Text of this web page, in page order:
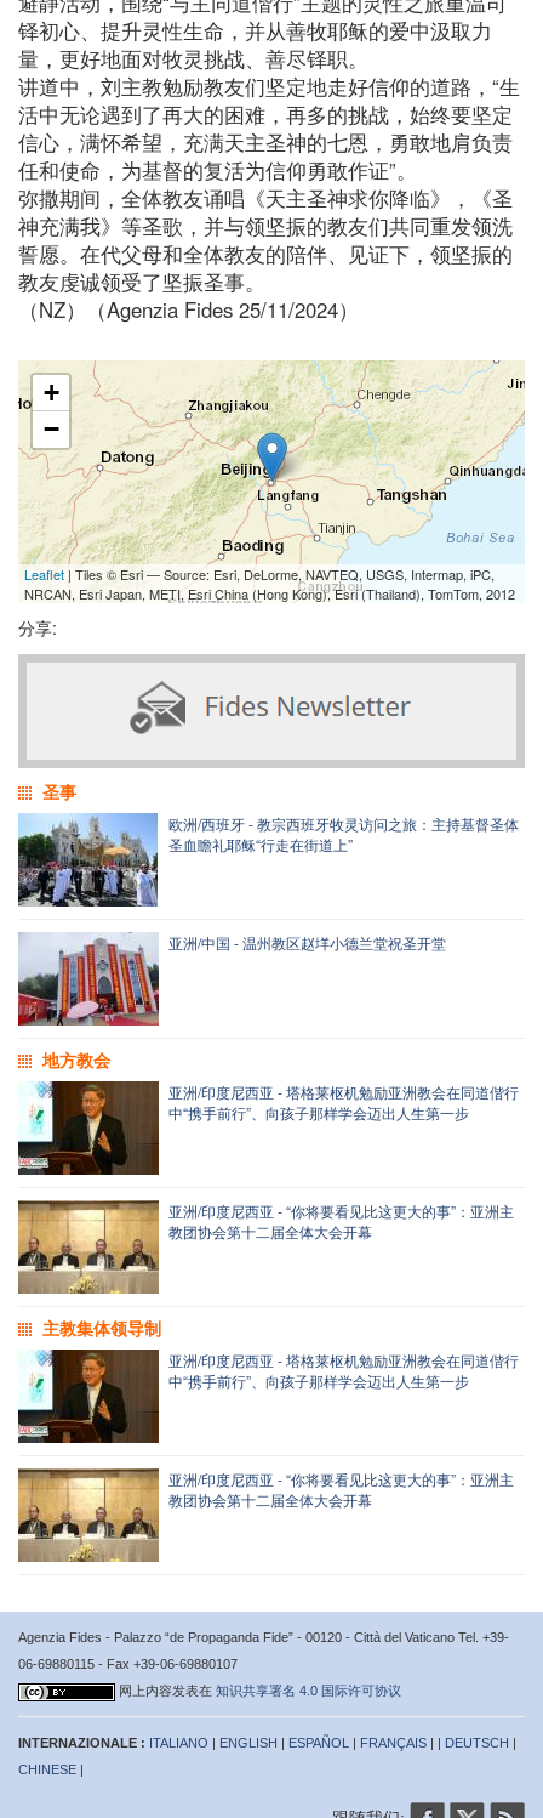
铎初心、提升灵性生命，并从善牧耶稣的爱中汲取力
量，更好地面对牧灵挑战、善尽铎职。
讲道中，刘主教勉励教友们坚定地走好信仰的道路，“生
活中无论遇到了再大的困难，再多的挑战，始终要坚定
信心，满怀希望，充满天主圣神的七恩，勇敢地肩负责
任和使命，为基督的复活为信仰勇敢作证”。
弥撒期间，全体教友诵唱《天主圣神求你降临》，《圣
神充满我》等圣歌，并与领坚振的教友们共同重发领洗
誓愿。在代父母和全体教友的陪伴、见证下，领坚振的
教友虔诚领受了坚振圣事。
（NZ）（Agenzia Fides 25/11/2024）
+
−
Leaflet| Tiles © Esri — Source: Esri, DeLorme, NAVTEQ, USGS, Intermap, iPC,
NRCAN, Esri Japan, METI, Esri China (Hong Kong), Esri (Thailand), TomTom, 2012
分享:
圣事
欧洲/西班牙 - 教宗西班牙牧灵访问之旅：主持基督圣体
圣血瞻礼耶稣“行走在街道上”
亚洲/中国 - 温州教区赵垟小德兰堂祝圣开堂
地方教会
亚洲/印度尼西亚 - 塔格莱枢机勉励亚洲教会在同道偕行
中“携手前行”、向孩子那样学会迈出人生第一步
亚洲/印度尼西亚 - “你将要看见比这更大的事”：亚洲主
教团协会第十二届全体大会开幕
主教集体领导制
亚洲/印度尼西亚 - 塔格莱枢机勉励亚洲教会在同道偕行
中“携手前行”、向孩子那样学会迈出人生第一步
亚洲/印度尼西亚 - “你将要看见比这更大的事”：亚洲主
教团协会第十二届全体大会开幕
Agenzia Fides - Palazzo “de Propaganda Fide” - 00120 - Città del Vaticano Tel. +39-
06-69880115 - Fax +39-06-69880107
网上内容发表在 知识共享署名 4.0 国际许可协议
INTERNAZIONALE : ITALIANO | ENGLISH | ESPAÑOL | FRANÇAIS | | DEUTSCH |
CHINESE |